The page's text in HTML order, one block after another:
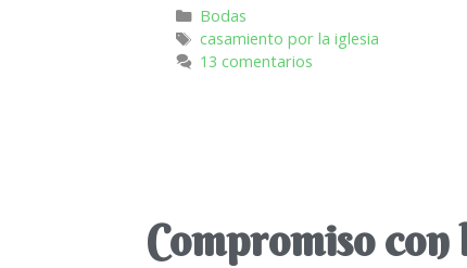
Bodas
casamiento por la iglesia
13 comentarios
Compromiso